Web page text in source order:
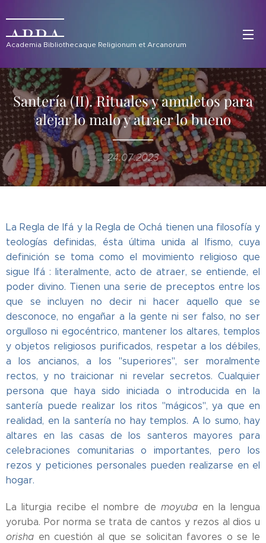
ABRA
Academia Bibliothecaque Religionum et Arcanorum
Santería (II). Rituales y amuletos para
alejar lo malo y atraer lo bueno
24.07.2023
La Regla de Ifá y la Regla de Ochá tienen una filosofía y
teologías definidas, ésta última unida al Ifismo, cuya
definición se toma como el movimiento religioso que
sigue Ifá : literalmente, acto de atraer, se entiende, el
poder divino. Tienen una serie de preceptos entre los
que se incluyen no decir ni hacer aquello que se
desconoce, no engañar a la gente ni ser falso, no ser
orgulloso ni egocéntrico, mantener los altares, templos
y objetos religiosos purificados, respetar a los débiles,
a los ancianos, a los "superiores", ser moralmente
rectos, y no traicionar ni revelar secretos. Cualquier
persona que haya sido iniciada o introducida en la
santería puede realizar los ritos "mágicos", ya que en
realidad, en la santería no hay templos. A lo sumo, hay
altares en las casas de los santeros mayores para
celebraciones comunitarias o importantes, pero los
rezos y peticiones personales pueden realizarse en el
hogar.
La liturgia recibe el nombre de moyubaen la lengua
yoruba. Por norma se trata de cantos y rezos al dios u
orisha en cuestión al que se solicitan favores o se le